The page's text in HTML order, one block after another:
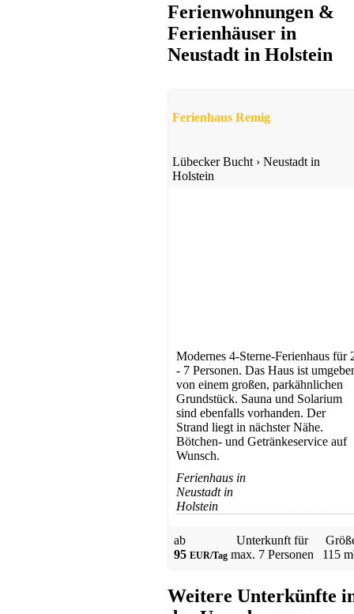
Gästehaus
Klingberg
Preis auf Anfrage
Bauernhof
Cismar
ab 65 EUR/Tag
Travemünde
Ferienwohnungen &
Ferienhäuser in
Neustadt in Holstein
Ferienhaus Remig
Lübecker Bucht › Neustadt in
Holstein
Modernes 4-Sterne-Ferienhaus für
- 7 Personen. Das Haus ist
von einem großen, parkähnlichen
Grundstück. Sauna und Solarium
sind ebenfalls vorhanden. Der
Strand liegt in nächster Nähe.
Bötchen- und Getränkeservice auf
Wunsch.
Ferienhaus in
Neustadt in
Holstein
ab
95 EUR/Tag
Unterkunft für
max. 7 Personen
115
Weitere Unterkünfte